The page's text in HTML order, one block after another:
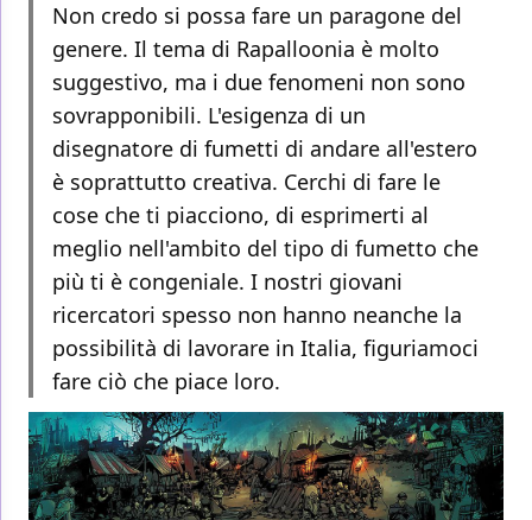
Non credo si possa fare un paragone del
genere. Il tema di Rapalloonia è molto
suggestivo, ma i due fenomeni non sono
sovrapponibili. L'esigenza di un
disegnatore di fumetti di andare all'estero
è soprattutto creativa. Cerchi di fare le
cose che ti piacciono, di esprimerti al
meglio nell'ambito del tipo di fumetto che
più ti è congeniale. I nostri giovani
ricercatori spesso non hanno neanche la
possibilità di lavorare in Italia, figuriamoci
fare ciò che piace loro.